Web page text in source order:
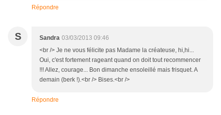
Répondre
S Sandra 03/03/2013 09:46
<br /> Je ne vous félicite pas Madame la créateuse, hi,hi...
Oui, c'est fortement rageant quand on doit tout recommencer
!!! Allez, courage... Bon dimanche ensoleillé mais frisquet. A
demain (berk !).<br /> Bises.<br />
Répondre